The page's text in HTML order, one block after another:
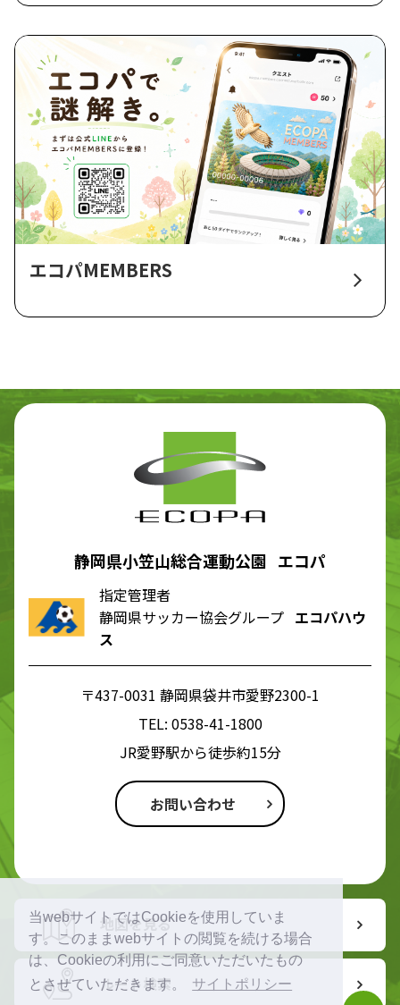
当webサイトではCookieを使用していま
す。このままwebサイトの閲覧を続ける場合
は、Cookieの利用にご同意いただいたもの
とさせていただきます。
サイトポリシー
エコパMEMBERS
静岡県小笠山総合運動公園 エコパ
指定管理者
静岡県サッカー協会グループ エコパハウ
ス
〒437-0031 静岡県袋井市愛野2300-1
TEL: 0538-41-1800
JR愛野駅から徒歩約15分
お問い合わせ
地図を見る
ルート検索